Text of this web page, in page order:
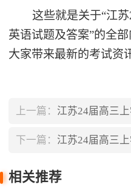
这些就是关于“江
英语试题及答案”的全
大家带来最新的考试资
上一篇： 江苏24届高三
案
下一篇： 江苏24届高三
相关推荐